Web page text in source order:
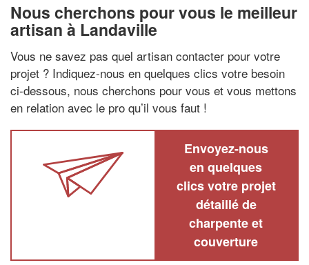
Nous cherchons pour vous le meilleur
artisan à Landaville
Vous ne savez pas quel artisan contacter pour votre
projet ? Indiquez-nous en quelques clics votre besoin
ci-dessous, nous cherchons pour vous et vous mettons
en relation avec le pro qu’il vous faut !
Envoyez-nous
en quelques
clics votre projet
détaillé de
charpente et
couverture